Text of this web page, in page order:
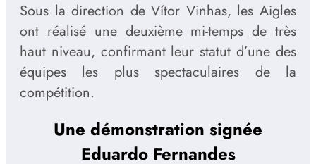
Sous la direction de Vítor Vinhas, les Aigles
ont réalisé une deuxième mi-temps de très
haut niveau, confirmant leur statut d’une des
équipes les plus spectaculaires de la
compétition.
Une démonstration signée
Eduardo Fernandes